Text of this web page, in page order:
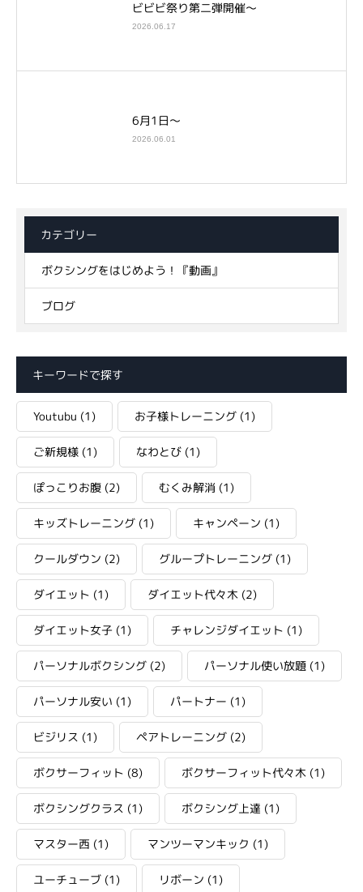
ビビビ祭り第二弾開催～
2026.06.17
6月1日～
2026.06.01
カテゴリー
ボクシングをはじめよう！『動画』
ブログ
キーワードで探す
Youtubu (1) お子様トレーニング (1)
ご新規様 (1) なわとび (1)
ぽっこりお腹 (2) むくみ解消 (1)
キッズトレーニング (1) キャンペーン (1)
クールダウン (2) グループトレーニング (1)
ダイエット (1) ダイエット代々木 (2)
ダイエット女子 (1) チャレンジダイエット (1)
パーソナルボクシング (2) パーソナル使い放題 (1)
パーソナル安い (1) パートナー (1)
ビジリス (1) ペアトレーニング (2)
ボクサーフィット (8) ボクサーフィット代々木 (1)
ボクシングクラス (1) ボクシング上達 (1)
マスター西 (1) マンツーマンキック (1)
ユーチューブ (1) リボーン (1)